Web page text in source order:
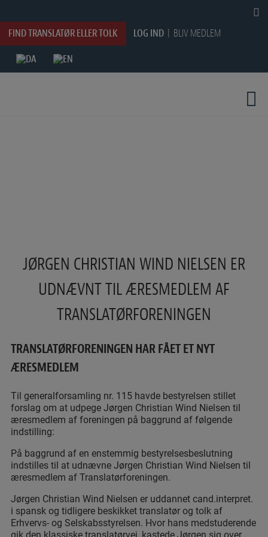
INDHOLDET
FIND TRANSLATØR ELLER TOLK LOG IND BLIV MEDLEM
JØRGEN CHRISTIAN WIND NIELSEN ER
UDNÆVNT TIL ÆRESMEDLEM AF
TRANSLATØRFORENINGEN
TRANSLATØRFORENINGEN HAR FÅET ET NYT
ÆRESMEDLEM
Til generalforsamling nr. 115 havde bestyrelsen stillet
forslag om at udpege Jørgen Christian Wind Nielsen til
æresmedlem af foreningen på baggrund af følgende
indstilling:
På baggrund af en enstemmig bestyrelsesbeslutning
indstilles til at udnævne Jørgen Christian Wind Nielsen til
æresmedlem af Translatørforeningen.
Jørgen Christian Wind Nielsen er uddannet cand.interpret.
i spansk og tidligere beskikket translatør og tolk af
Erhvervs- og Selskabsstyrelsen. Hvor hans medstuderende
gik den klassiske translatørvej, kastede Jørgen sig over